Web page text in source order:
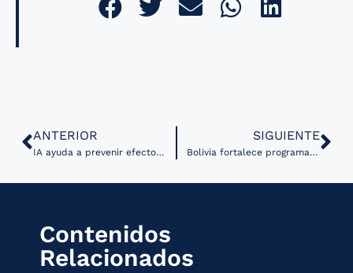
ANTERIOR
IA ayuda a prevenir efectos secundarios peligrosos de medicamentos
SIGUIENTE
Bolivia fortalece programa de telesalud a nivel nacional
Contenidos
Relacionados